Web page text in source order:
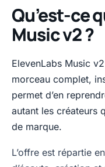
Qu’est-ce
Music v2 ?
ElevenLabs Music
morceau complet,
permet d’en
autant les créateurs
de marque.
L’offre est répartie